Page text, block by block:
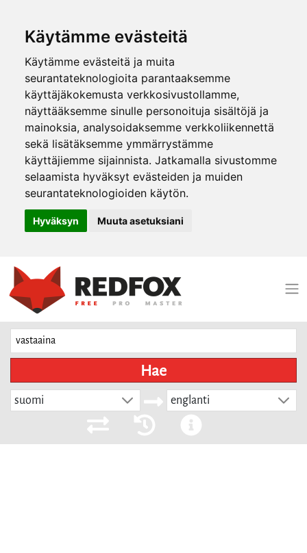
Käytämme evästeitä
Käytämme evästeitä ja muita
seurantateknologioita parantaaksemme
käyttäjäkokemusta verkkosivustollamme,
näyttääksemme sinulle personoituja sisältöjä ja
mainoksia, analysoidaksemme verkkoliikennettä
sekä lisätäksemme ymmärrystämme
käyttäjiemme sijainnista. Jatkamalla sivustomme
selaamista hyväksyt evästeiden ja muiden
seurantateknologioiden käytön.
Hyväksyn Muuta asetuksiani
Hae
suomi englanti